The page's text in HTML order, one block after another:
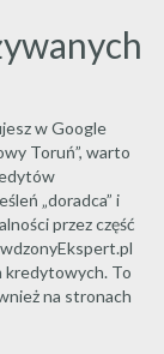
w Google
Toruń”, warto
„doradca” i
przez część
kredytowych. To
na stronach